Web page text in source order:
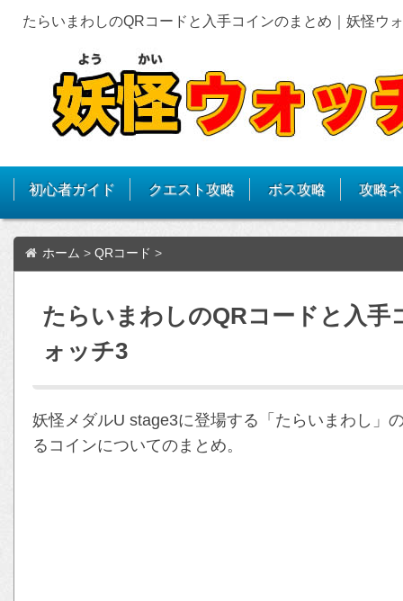
たらいまわしのQRコードと入手コインのまとめ｜妖怪ウ
初心者ガイド クエスト攻略 ボス攻略 攻略
ホーム > QRコード >
たらいまわしのQRコードと入手
ォッチ3
妖怪メダルU stage3に登場する「たらいまわし」
るコインについてのまとめ。